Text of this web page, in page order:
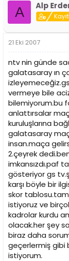
A Alp
21 Eki 2007
ntv nin günde
galatasaray ın
vermeye bile
bilemiyorum.bu
anlattırsalar
kuruluşlarına
galatasaray
insan.maça
2.çeyrek
imkansızdı.paf
gösteriyor gs
karşı böyle bir
skor
istiyoruz ve
kadrolar kurdu
olacak.her şey
biraz daha
geçerlermiş gibi
istiyorum.